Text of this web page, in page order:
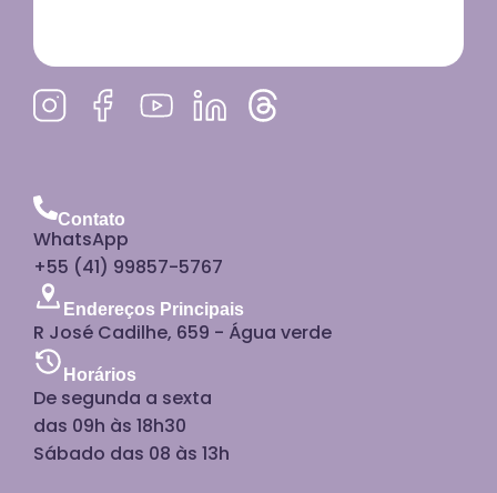
Contato
WhatsApp
+55 (41) 99857-5767
Endereços Principais
R José Cadilhe, 659 - Água verde
Horários
De segunda a sexta
das 09h às 18h30
Sábado das 08 às 13h